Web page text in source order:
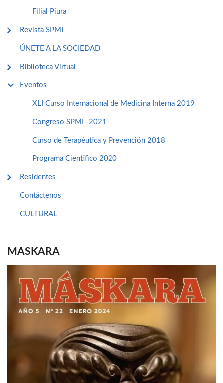
Filial Piura
Revista SPMI
ÚNETE A LA SOCIEDAD
Biblioteca Virtual
Eventos
XLI Curso Internacional de Medicina Interna 2019
Congreso SPMI -2021
Curso de Terapéutica y Prevención 2018
Programa Cientifico 2020
Residentes
Contáctenos
CULTURAL
MASKARA